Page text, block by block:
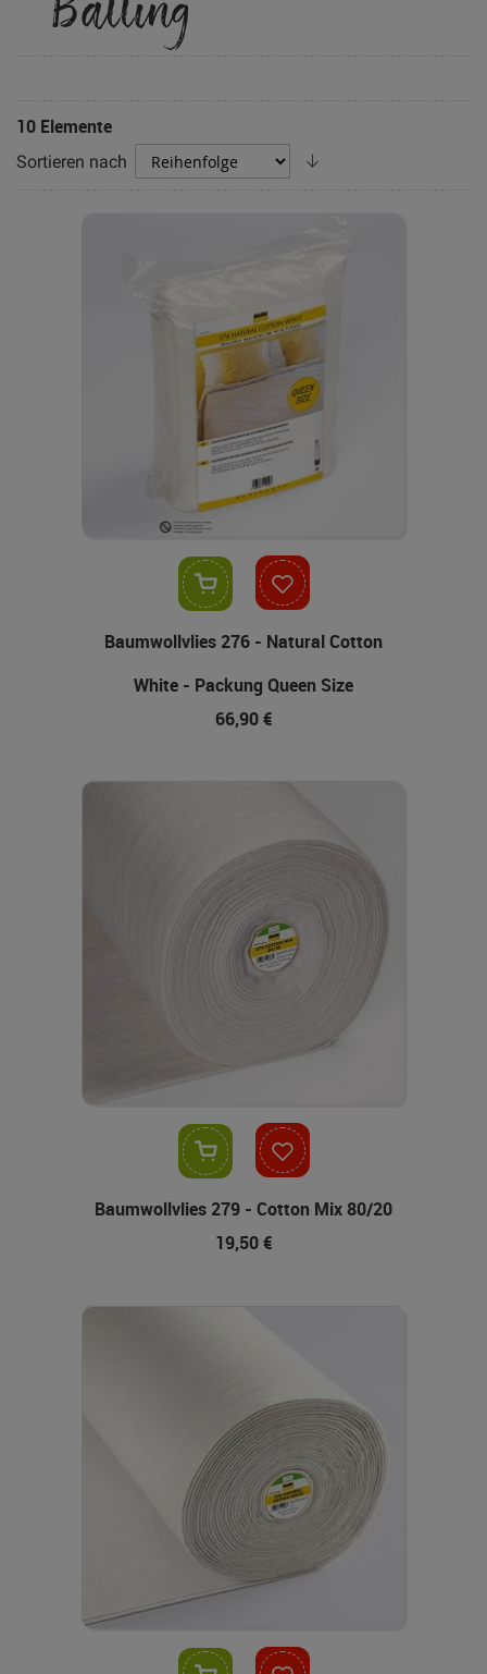
10 Elemente
Sortieren nach
Baumwollvlies 276 - Natural Cotton
White - Packung Queen Size
66,90 €
Baumwollvlies 279 - Cotton Mix 80/20
19,50 €